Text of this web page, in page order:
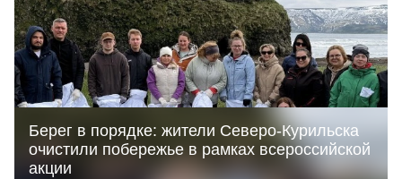
Берег в порядке: жители Северо‑Курильска
очистили побережье в рамках всероссийской
акции